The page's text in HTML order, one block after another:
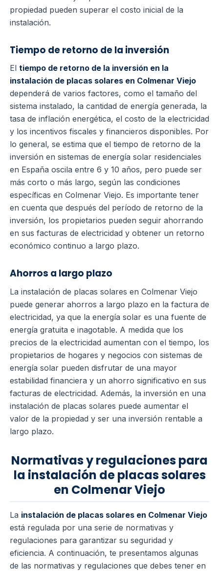
propiedad pueden superar el costo inicial de la
instalación.
Tiempo de retorno de la inversión
El tiempo de retorno de la inversión en la
instalación de placas solares en Colmenar Viejo
dependerá de varios factores, como el tamaño del
sistema instalado, la cantidad de energía generada, la
tasa de inflación energética, el costo de la electricidad
y los incentivos fiscales y financieros disponibles. Por
lo general, se estima que el tiempo de retorno de la
inversión en sistemas de energía solar residenciales
en España oscila entre 6 y 10 años, pero puede ser
más corto o más largo, según las condiciones
específicas en Colmenar Viejo. Es importante tener
en cuenta que después del período de retorno de la
inversión, los propietarios pueden seguir ahorrando
en sus facturas de electricidad y obtener un retorno
económico continuo a largo plazo.
Ahorros a largo plazo
La instalación de placas solares en Colmenar Viejo
puede generar ahorros a largo plazo en la factura de
electricidad, ya que la energía solar es una fuente de
energía gratuita e inagotable. A medida que los
precios de la electricidad aumentan con el tiempo, los
propietarios de hogares y negocios con sistemas de
energía solar pueden disfrutar de una mayor
estabilidad financiera y un ahorro significativo en sus
facturas de electricidad. Además, la inversión en una
instalación de placas solares puede aumentar el
valor de la propiedad y ser una inversión rentable a
largo plazo.
Normativas y regulaciones para
la instalación de placas solares
en Colmenar Viejo
La instalación de placas solares en Colmenar Viejo
está regulada por una serie de normativas y
regulaciones para garantizar su seguridad y
eficiencia. A continuación, te presentamos algunas
de las normativas y regulaciones que debes tener en